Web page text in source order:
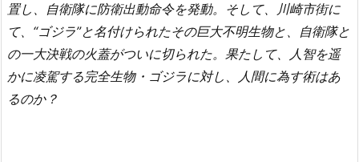
置し、自衛隊に防衛出動命令を発動。そして、川崎市街に
て、“ゴジラ”と名付けられたその巨大不明生物と、自衛隊と
の一大決戦の火蓋がついに切られた。果たして、人智を遥
かに凌駕する完全生物・ゴジラに対し、人間に為す術はあ
るのか？